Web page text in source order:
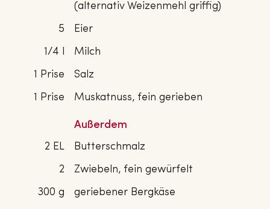
(alternativ Weizenmehl griffig)
5
Eier
1/4 l
Milch
1 Prise
Salz
1 Prise
Muskatnuss, fein gerieben
Außerdem
2 EL
Butterschmalz
2
Zwiebeln, fein gewürfelt
300 g
geriebener Bergkäse